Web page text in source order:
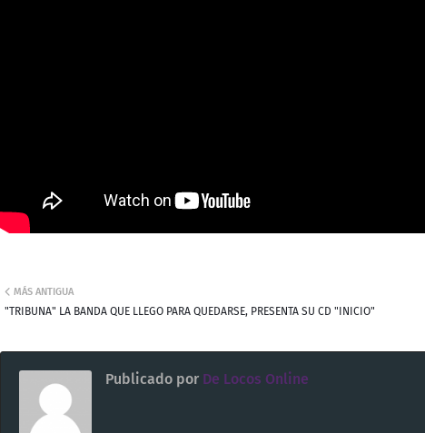
MÁS ANTIGUA
"TRIBUNA" LA BANDA QUE LLEGO PARA QUEDARSE, PRESENTA SU CD "INICIO"
Publicado por De Locos Online